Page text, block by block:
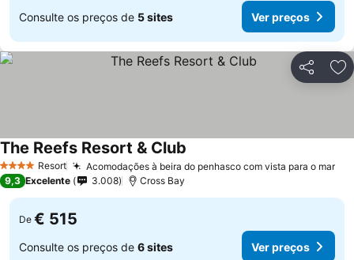
Consulte os preços de 5 sites Ver preços
Partilhar
4 EstrelasResort Acomodações à beira do penhasco com vista para o mar
The Reefs Resort & Club
9,3 Excelente 3.008 Cross Bay
De € 515
Consulte os preços de 6 sites Ver preços